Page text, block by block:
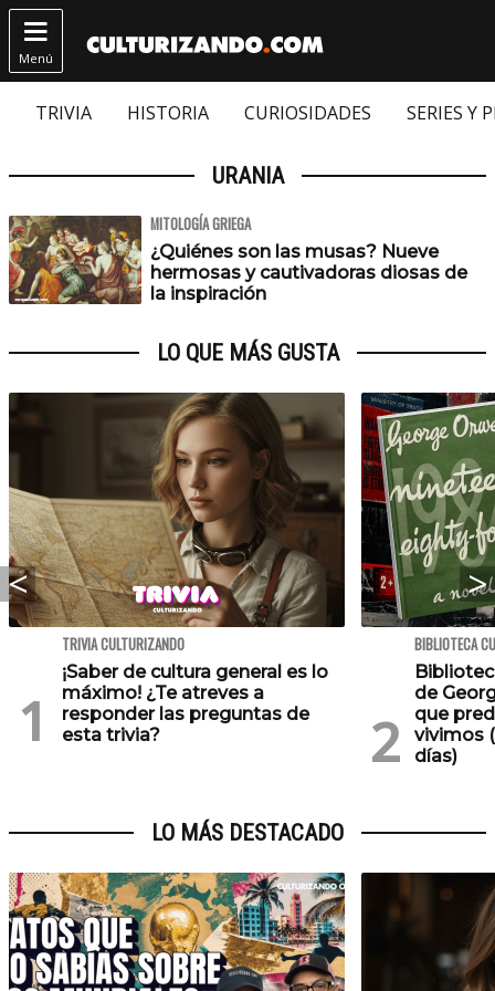

Menú
TRIVIA HISTORIA CURIOSIDADES SERIES Y
URANIA
MITOLOGÍA GRIEGA
¿Quiénes son las musas? Nueve
hermosas y cautivadoras diosas de
la inspiración
LO QUE MÁS GUSTA
TRIVIA CULTURIZANDO
¡Saber de cultura general es lo
máximo! ¿Te atreves a
responder las preguntas de
esta trivia?
BIBLIOTECA
de
que
vivimos
días)
LO MÁS DESTACADO